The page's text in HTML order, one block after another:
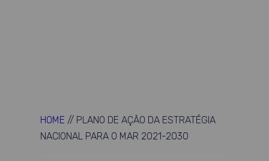
HOME // PLANO DE AÇÃO DA ESTRATÉGIA
NACIONAL PARA O MAR 2021-2030